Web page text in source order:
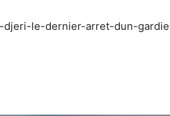
djeri-le-dernier-arret-dun-